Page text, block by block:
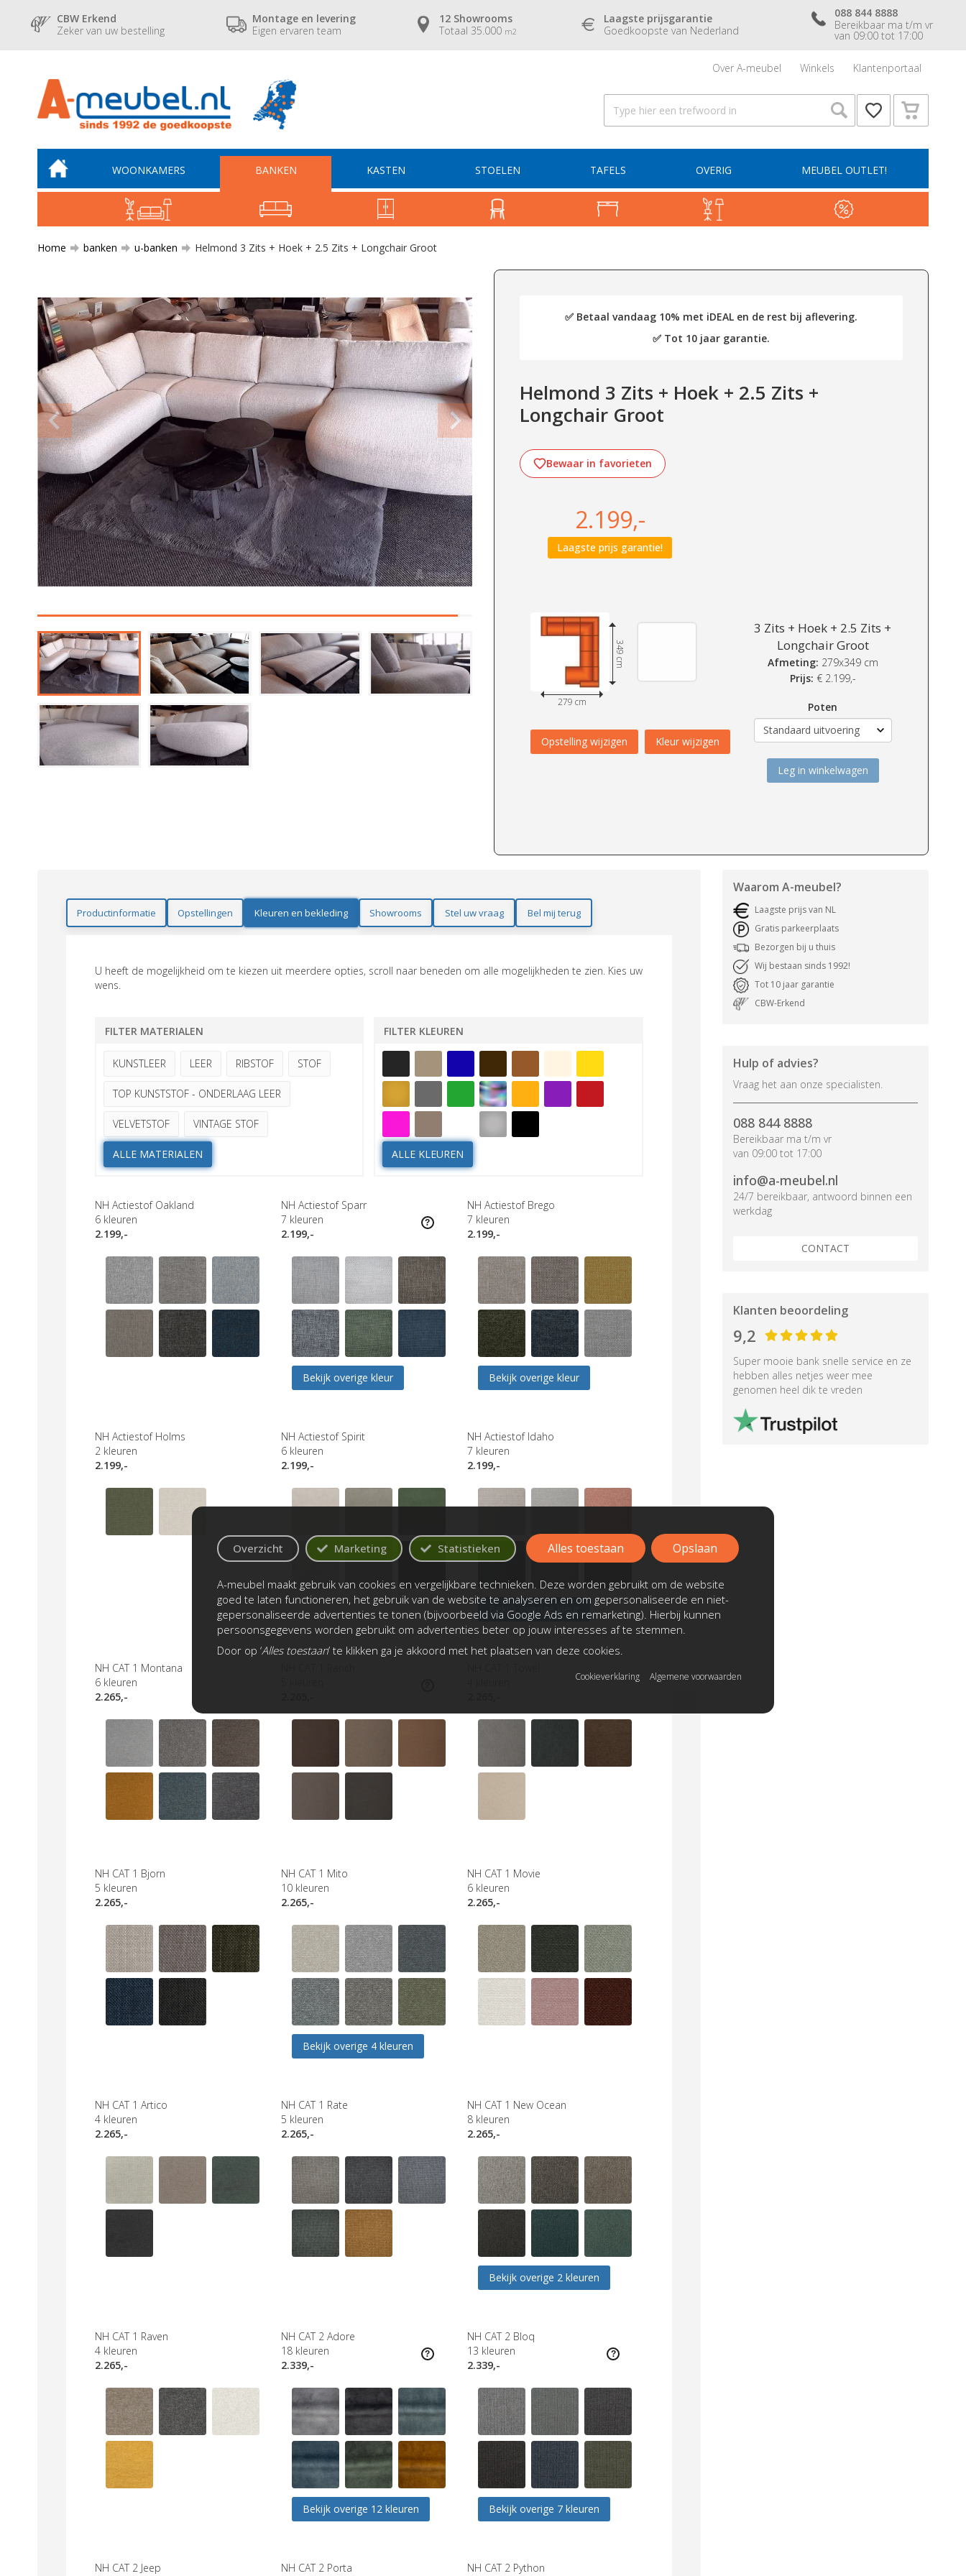
CBW Erkend
Zeker van uw bestelling
Montage en levering
Eigen ervaren team
12 Showrooms
Totaal 35.000 m2
Laagste prijsgarantie
Goedkoopste van Nederland
088 844 8888
Bereikbaar ma t/m vr
van 09:00 tot 17:00
Over A-meubel Winkels Klantenportaal
WOONKAMERS BANKEN KASTEN STOELEN TAFELS OVERIG MEUBEL OUTLET!
Home banken u-banken Helmond 3 Zits + Hoek + 2.5 Zits + Longchair Groot
✅ Betaal vandaag 10% met iDEAL en de rest bij aflevering.
✅ Tot 10 jaar garantie.
Helmond 3 Zits + Hoek + 2.5 Zits +
Longchair Groot
Bewaar in favorieten
2.199,-
Laagste prijs garantie!
279 cm
349 cm
Opstelling wijzigen Kleur wijzigen
3 Zits + Hoek + 2.5 Zits +
Longchair Groot
Afmeting: 279x349 cm
Prijs: € 2.199,-
Poten
Leg in winkelwagen
Productinformatie Opstellingen Kleuren en bekleding Showrooms Stel uw vraag Bel mij terug
U heeft de mogelijkheid om te kiezen uit meerdere opties, scroll naar beneden om alle mogelijkheden te zien. Kies uw
wens.
FILTER MATERIALEN
KUNSTLEER LEER RIBSTOF STOF
TOP KUNSTSTOF - ONDERLAAG LEER
VELVETSTOF VINTAGE STOF
ALLE MATERIALEN
FILTER KLEUREN
ALLE KLEUREN
NH Actiestof Oakland
6 kleuren
2.199,-
NH Actiestof Sparr
7 kleuren
2.199,-
Bekijk overige kleur
NH Actiestof Brego
7 kleuren
2.199,-
Bekijk overige kleur
NH Actiestof Holms
2 kleuren
2.199,-
NH Actiestof Spirit
6 kleuren
2.199,-
NH Actiestof Idaho
7 kleuren
2.199,-
Bekijk overige kleur
NH CAT 1 Montana
6 kleuren
2.265,-
NH CAT 1 Bjorn
5 kleuren
2.265,-
NH CAT 1 Mito
10 kleuren
2.265,-
Bekijk overige 4 kleuren
NH CAT 1 Movie
6 kleuren
2.265,-
NH CAT 1 Artico
4 kleuren
2.265,-
NH CAT 1 Rate
5 kleuren
2.265,-
NH CAT 1 New Ocean
8 kleuren
2.265,-
Bekijk overige 2 kleuren
NH CAT 1 Raven
4 kleuren
2.265,-
NH CAT 2 Adore
18 kleuren
2.339,-
Bekijk overige 12 kleuren
NH CAT 2 Bloq
13 kleuren
2.339,-
Bekijk overige 7 kleuren
NH CAT 2 Jeep
NH CAT 2 Porta
NH CAT 2 Python
Waarom A-meubel?
Laagste prijs van NL
Gratis parkeerplaats
Bezorgen bij u thuis
Wij bestaan sinds 1992!
Tot 10 jaar garantie
CBW-Erkend
Hulp of advies?
Vraag het aan onze specialisten.
088 844 8888
Bereikbaar ma t/m vr
van 09:00 tot 17:00
info@a-meubel.nl
24/7 bereikbaar, antwoord binnen een
werkdag
CONTACT
Klanten beoordeling
9,2
Super mooie bank snelle service en ze
hebben alles netjes weer mee
genomen heel dik te vreden
Overzicht Marketing Statistieken
A-meubel maakt gebruik van cookies en vergelijkbare technieken. Deze worden gebruikt om de website
goed te laten functioneren, het gebruik van de website te analyseren en om gepersonaliseerde en niet-
gepersonaliseerde advertenties te tonen (bijvoorbeeld via Google Ads en remarketing). Hierbij kunnen
persoonsgegevens worden gebruikt om advertenties beter op jouw interesses af te stemmen.
Door op ‘Alles toestaan’ te klikken ga je akkoord met het plaatsen van deze cookies.
Alles toestaan Opslaan
Cookieverklaring Algemene voorwaarden